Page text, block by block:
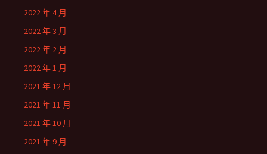
2022 年 4 月
2022 年 3 月
2022 年 2 月
2022 年 1 月
2021 年 12 月
2021 年 11 月
2021 年 10 月
2021 年 9 月